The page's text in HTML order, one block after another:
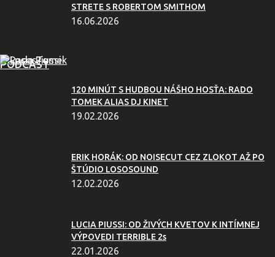
STRETE S ROBERTOM SMITHOM
16.06.2026
PODCAST
120 MINÚT S HUDBOU NÁŠHO HOSŤA: RADO
TOMEK ALIAS DJ KINET
19.02.2026
ERIK HORÁK: OD NOISECUT CEZ ZLOKOT AŽ PO
ŠTÚDIO LOSOSOUND
12.02.2026
LUCIA PIUSSI: OD ŽIVÝCH KVETOV K INTÍMNEJ
VÝPOVEDI TERRIBLE 2s
22.01.2026